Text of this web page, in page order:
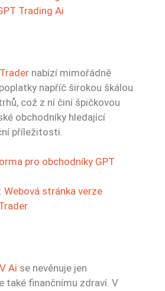
Trading Ai
nabízí mimořádně
napříč širokou škálou
což z ní činí špičkovou
obchodníky hledající
příležitosti.
pro obchodníky GPT
Webová stránka verze
Ai se nevěnuje jen
také finančnímu zdraví. V